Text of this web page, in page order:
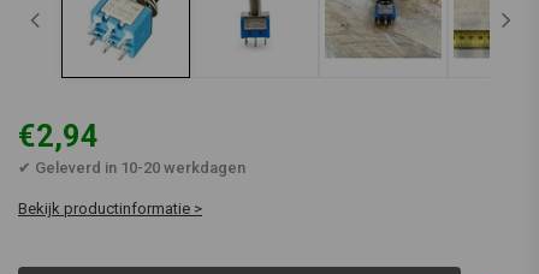
€2,94
✔ Geleverd in 10-20 werkdagen
Bekijk productinformatie >